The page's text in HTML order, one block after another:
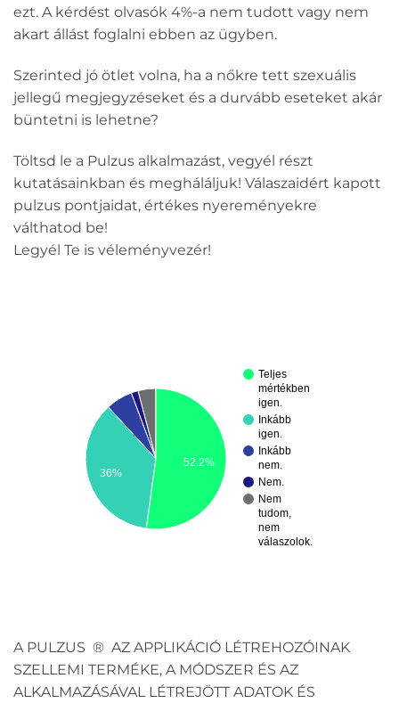
ezt. A kérdést olvasók 4%-a nem tudott vagy nem
akart állást foglalni ebben az ügyben.
Szerinted jó ötlet volna, ha a nőkre tett szexuális
jellegű megjegyzéseket és a durvább eseteket akár
büntetni is lehetne?
Töltsd le a Pulzus alkalmazást, vegyél részt
kutatásainkban és megháláljuk! Válaszaidért kapott
pulzus pontjaidat, értékes nyereményekre
válthatod be!
Legyél Te is véleményvezér!
Teljes
mértékben
igen.
Inkább
igen.
Inkább
nem.
Nem.
Nem
tudom,
nem
válaszolok.
36%
52.2%
A PULZUS ® AZ APPLIKÁCIÓ LÉTREHOZÓINAK
SZELLEMI TERMÉKE, A MÓDSZER ÉS AZ
ALKALMAZÁSÁVAL LÉTREJÖTT ADATOK ÉS